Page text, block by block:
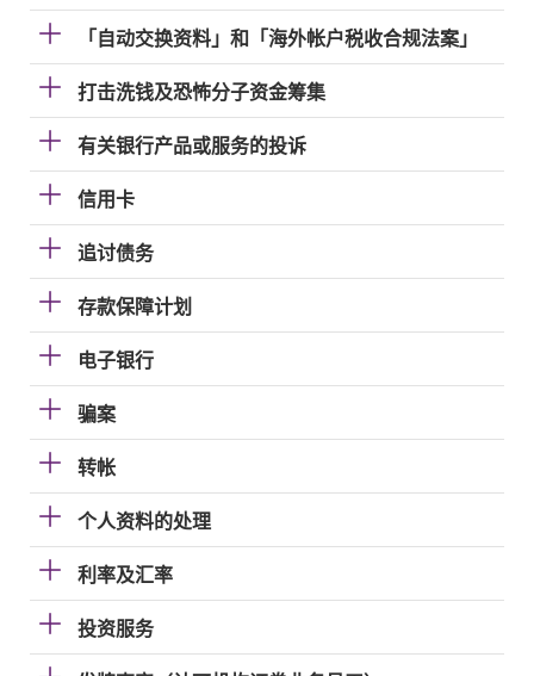
「自动交换资料」和「海外帐户税收合规法案」
打击洗钱及恐怖分子资金筹集
有关银行产品或服务的投诉
信用卡
追讨债务
存款保障计划
电子银行
骗案
转帐
个人资料的处理
利率及汇率
投资服务